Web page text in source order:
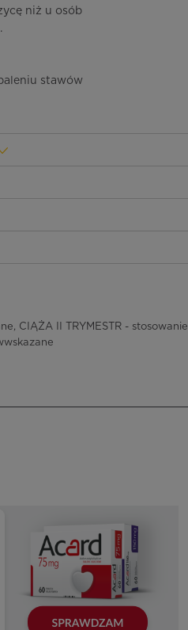
niż u osób
stawów
CIĄŻA II TRYMESTR - stosowanie